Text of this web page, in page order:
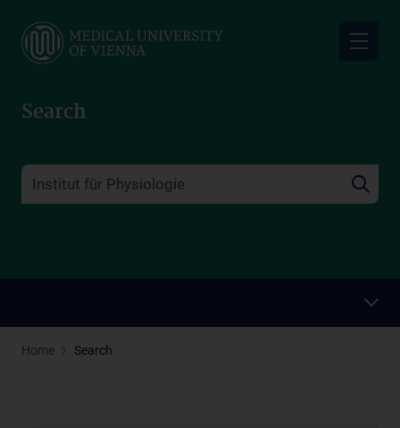
main
Search
Home Search